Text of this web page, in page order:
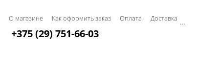
О магазине Как оформить заказ Оплата Доставка ...
+375 (29) 751-66-03